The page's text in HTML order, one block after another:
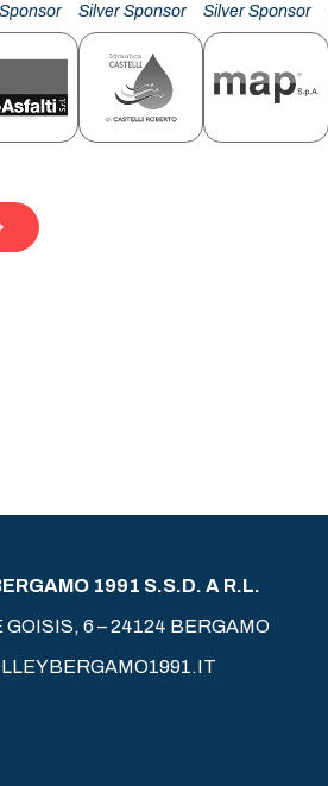
Silver Sponsor Silver Sponsor
1991 S.S.D. A R.L.
6 – 24124 BERGAMO